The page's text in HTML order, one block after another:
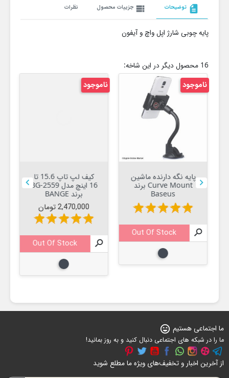
description توضیحات view_list جزییات محصول نظرات
پایه چوبی شارژ اپل واچ و آیفون
16 محصول دیگر در این شاخه:

پایه نگه دارنده ماشین
Curve Mount برند
Baseus
star
star
star
star
star

Out Of Stock
مشکی
ناموجود
کیف لپ تاپ 15.6 تا
16 اینچ مدل BG-2559
برند BANGE
قیمت
2,470,000 تومان
star
star
star
star
star

Out Of Stock
مشکی
ناموجود

ما اجتماعی هستیم sentiment_very_satisfied
ما را در شبکه های اجتماعی دنبال کنید و به روز بمانید!
از آخرین اخبار و تخفیف‌های ویژه ما مطلع شوید